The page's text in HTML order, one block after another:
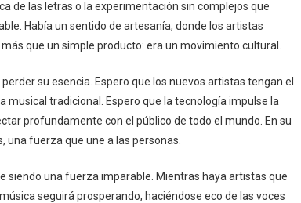
de las letras o la experimentación sin complejos que
Había un sentido de artesanía, donde los artistas
que un simple producto: era un movimiento cultural.
su esencia. Espero que los nuevos artistas tengan el
musical tradicional. Espero que la tecnología impulse la
profundamente con el público de todo el mundo. En su
fuerza que une a las personas.
siendo una fuerza imparable. Mientras haya artistas que
seguirá prosperando, haciéndose eco de las voces